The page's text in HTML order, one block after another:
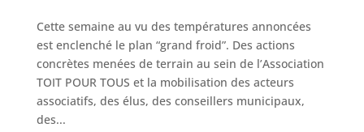
Cette semaine au vu des températures annoncées
est enclenché le plan “grand froid”. Des actions
concrètes menées de terrain au sein de l’Association
TOIT POUR TOUS et la mobilisation des acteurs
associatifs, des élus, des conseillers municipaux,
des...